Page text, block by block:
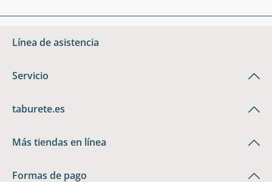
Línea de asistencia
Servicio
taburete.es
Más tiendas en línea
Formas de pago